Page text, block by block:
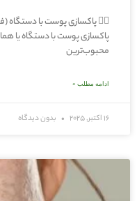
🧖‍♀️ پاکسازی پوست با
محبوب‌ترین
ادامه مطلب »
16 اکتبر, 2025 بدون دیدگاه